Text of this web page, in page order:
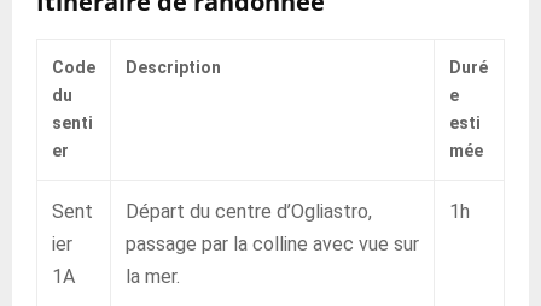
Code
du
senti
er
Description
Duré
e
esti
mée
Sent
ier
1A
Départ du centre d’Ogliastro,
passage par la colline avec vue sur
la mer.
1h